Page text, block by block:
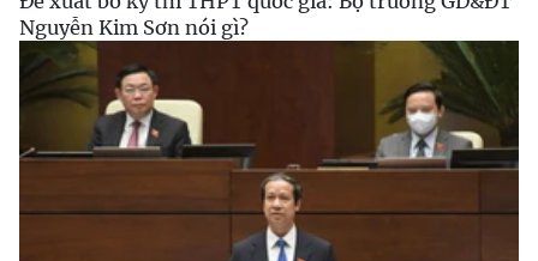
Nguyễn Kim Sơn nói gì?